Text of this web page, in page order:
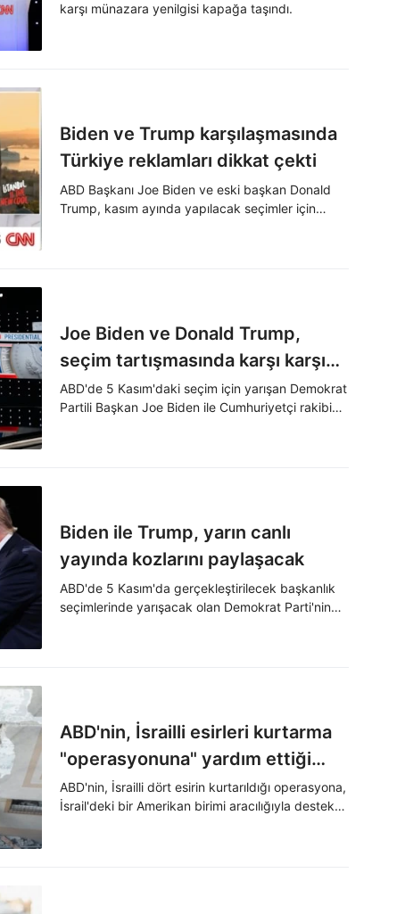
karşı münazara yenilgisi kapağa taşındı.
Biden ve Trump karşılaşmasında
Türkiye reklamları dikkat çekti
ABD Başkanı Joe Biden ve eski başkan Donald
Trump, kasım ayında yapılacak seçimler için
Joe Biden ve Donald Trump,
seçim tartışmasında karşı karşıya
geldi
ABD'de 5 Kasım'daki seçim için yarışan Demokrat
Partili Başkan Joe Biden ile Cumhuriyetçi rakibi
Biden ile Trump, yarın canlı
yayında kozlarını paylaşacak
ABD'de 5 Kasım'da gerçekleştirilecek başkanlık
seçimlerinde yarışacak olan Demokrat Parti'nin
ABD'nin, İsrailli esirleri kurtarma
"operasyonuna" yardım ettiği
ortaya çıktı
ABD'nin, İsrailli dört esirin kurtarıldığı operasyona,
İsrail'deki bir Amerikan birimi aracılığıyla destek